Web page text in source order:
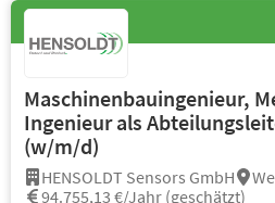
Maschinenbauingenieur,
Ingenieur als
(w/m/d)
HENSOLDT Sensors GmbH
94.755,13 €/Jahr (geschätzt)